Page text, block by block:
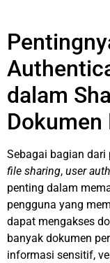
dalam
Dokumen
Sebagai bagian dari
file sharing, user
penting dalam
pengguna yang
dapat mengakses
banyak dokumen
informasi sensitif,